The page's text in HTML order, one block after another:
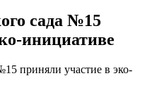
сада №15
инициативе